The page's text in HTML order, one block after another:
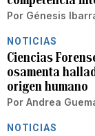
Por Génesis
NOTICIAS
Ciencias
osamenta
origen humano
Por Andrea
NOTICIAS